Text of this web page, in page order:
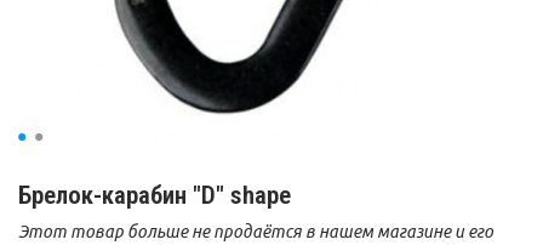
Брелок-карабин "D" shape
Этот товар больше не продаётся в нашем магазине и его